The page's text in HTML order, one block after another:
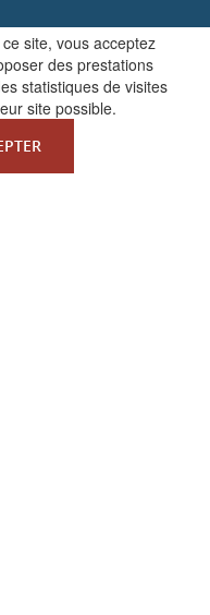
site, vous acceptez
des prestations
statistiques de visites
site possible.